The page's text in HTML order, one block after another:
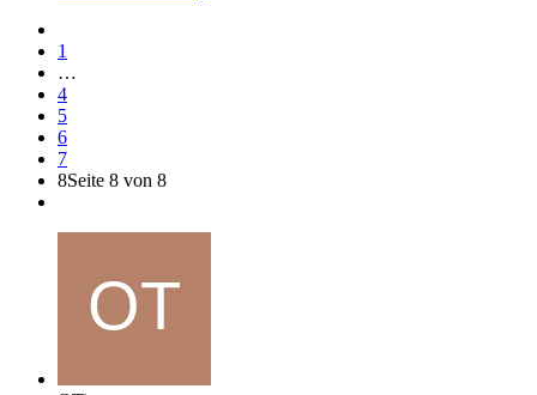
1
…
4
5
6
7
8Seite 8 von 8